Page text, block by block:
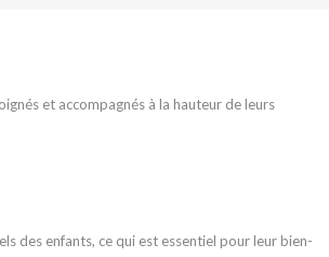
et accompagnés à la hauteur de leurs
des enfants, ce qui est essentiel pour leur bien-